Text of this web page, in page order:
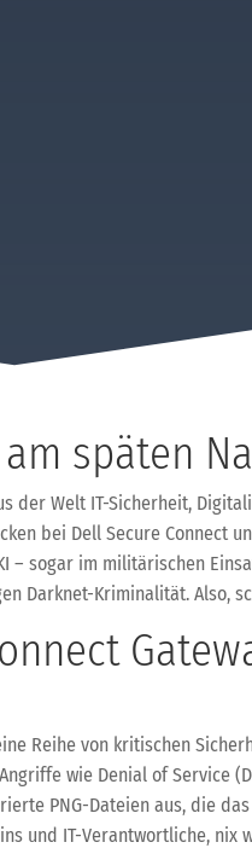
späten
Welt IT-Sicherheit,
bei Dell Secure Connect
– sogar im militärischen
Darknet-Kriminalität. Also,
Reihe von kritischen
wie Denial of Service
PNG-Dateien aus, die das
und IT-Verantwortliche,